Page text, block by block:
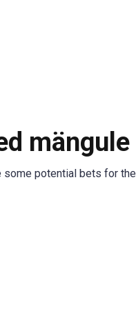
mängule
some potential bets for